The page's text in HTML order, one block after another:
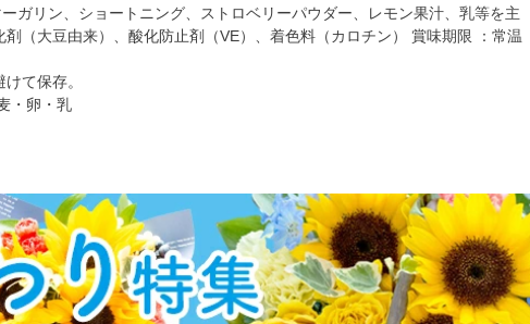
ガリン、ショートニング、ストロベリーパウダー、レモン果汁、乳等を主
（大豆由来）、酸化防止剤（VE）、着色料（カロチン） 賞味期限 ：常温
て保存。
・卵・乳